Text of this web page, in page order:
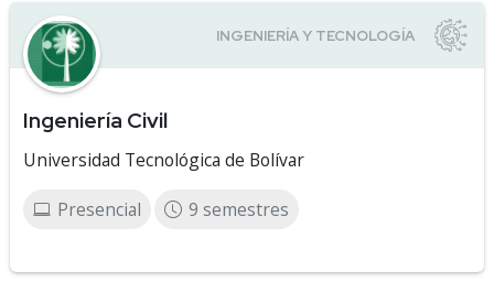
Ingeniería Civil
Universidad Tecnológica de Bolívar
Presencial 9 semestres